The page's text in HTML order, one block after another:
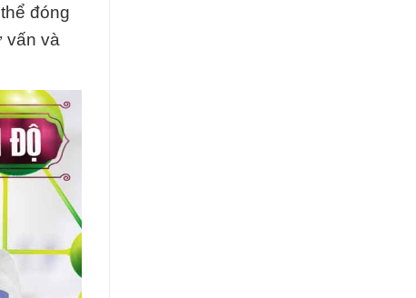
đóng
vấn và